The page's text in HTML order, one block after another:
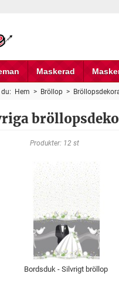
Maskerad
Hem > Bröllop >
Produkter: 12 st
Bordsduk - Silvrigt bröllop